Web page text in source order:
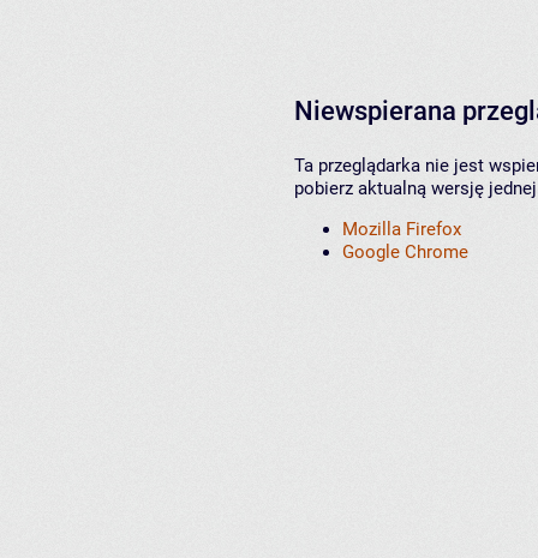
Niewspierana
Ta przeglądarka nie jest
pobierz aktualną wersję
Mozilla Firefox
Google Chrome